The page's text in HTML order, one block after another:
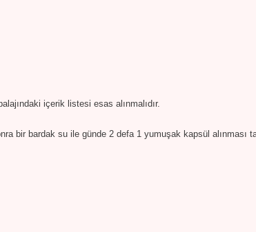
içerik listesi esas alınmalıdır.
bir bardak su ile günde 2 defa 1 yumuşak kapsül alınması